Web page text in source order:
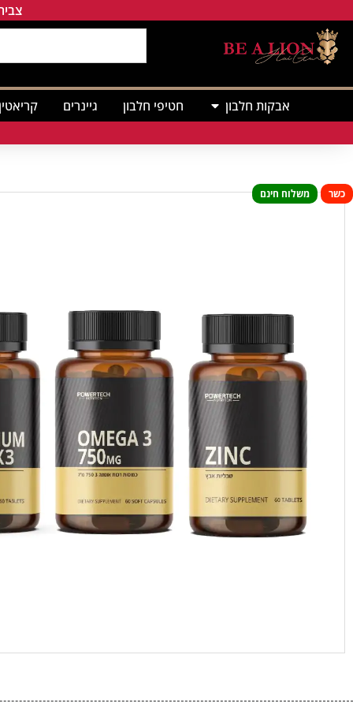
אבקות חלבון חטיפי חלבון גיינרים
כשר משלוח חינם